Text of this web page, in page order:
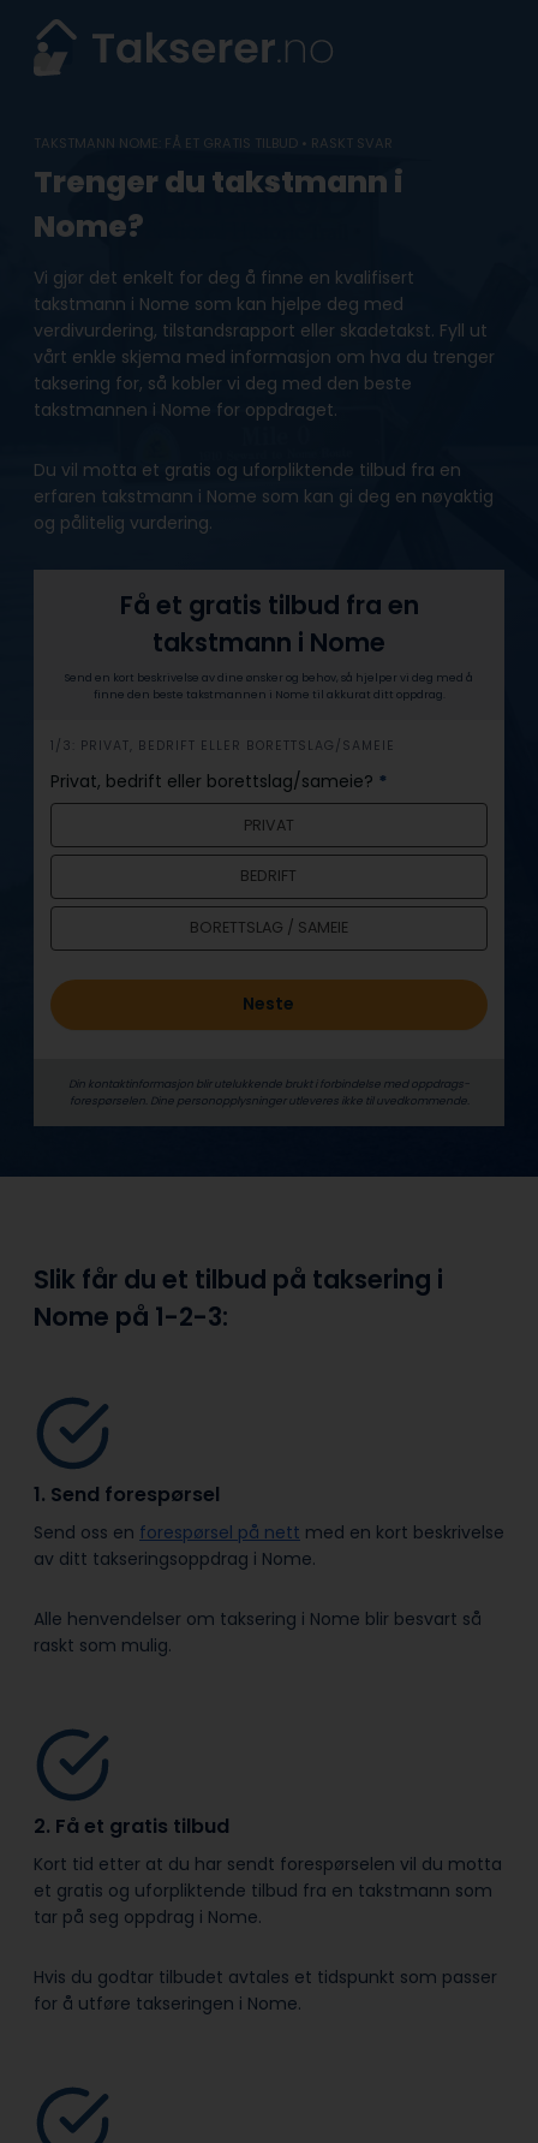
content
TAKSTMANN NOME: FÅ ET GRATIS TILBUD • RASKT SVAR
Trenger du takstmann i
Nome?
Vi gjør det enkelt for deg å finne en kvalifisert
takstmann i Nome som kan hjelpe deg med
verdivurdering, tilstandsrapport eller skadetakst. Fyll ut
vårt enkle skjema med informasjon om hva du trenger
taksering for, så kobler vi deg med den beste
takstmannen i Nome for oppdraget.
Du vil motta et gratis og uforpliktende tilbud fra en
erfaren takstmann i Nome som kan gi deg en nøyaktig
og pålitelig vurdering.
Få et gratis tilbud fra en
takstmann i Nome
Send en kort beskrivelse av dine ønsker og behov, så hjelper vi deg med å
finne den beste takstmannen i Nome til akkurat ditt oppdrag.
h
e
r
1/3: PRIVAT, BEDRIFT ELLER BORETTSLAG/SAMEIE
Privat, bedrift eller borettslag/sameie? *
PRIVAT
BEDRIFT
BORETTSLAG / SAMEIE
Neste
Din kontaktinformasjon blir utelukkende brukt i forbindelse med oppdrags­
forespørselen. Dine person­­opplysninger utleveres ikke til uvedkommende.
Slik får du et tilbud på taksering i
Nome på 1-2-3:
1. Send forespørsel
Send oss en forespørsel på nett med en kort beskrivelse
av ditt takseringsoppdrag i Nome.
Alle henvendelser om taksering i Nome blir besvart så
raskt som mulig.
2. Få et gratis tilbud
Kort tid etter at du har sendt forespørselen vil du motta
et gratis og uforpliktende tilbud fra en takstmann som
tar på seg oppdrag i Nome.
Hvis du godtar tilbudet avtales et tidspunkt som passer
for å utføre takseringen i Nome.